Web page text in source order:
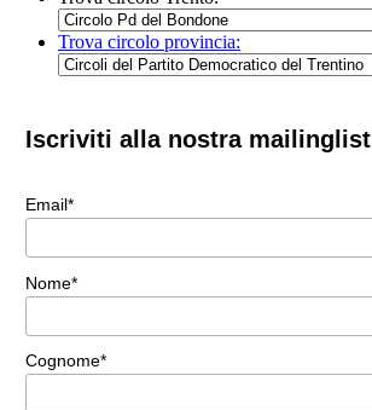
Trova circolo provincia:
Iscriviti alla nostra mailinglist
Email*
Nome*
Cognome*